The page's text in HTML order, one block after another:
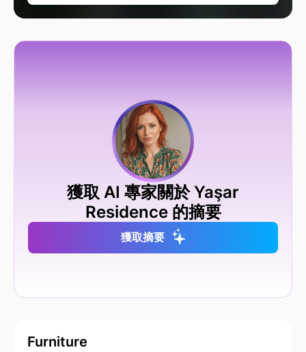
獲取 AI 專家關於 Yaşar
Residence 的摘要
獲取摘要
Furniture